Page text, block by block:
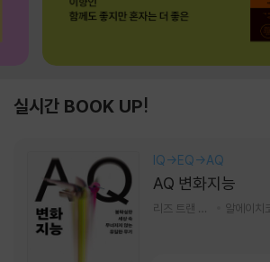
실시간 BOOK UP!
IQ→EQ→AQ
AQ 변화지능